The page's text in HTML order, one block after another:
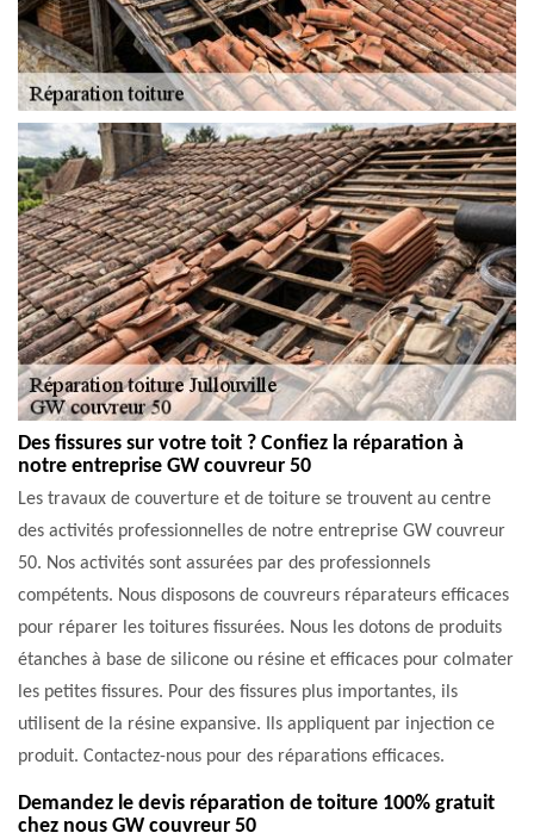
Des fissures sur votre toit ? Confiez la réparation à
notre entreprise GW couvreur 50
Les travaux de couverture et de toiture se trouvent au centre
des activités professionnelles de notre entreprise GW couvreur
50. Nos activités sont assurées par des professionnels
compétents. Nous disposons de couvreurs réparateurs efficaces
pour réparer les toitures fissurées. Nous les dotons de produits
étanches à base de silicone ou résine et efficaces pour colmater
les petites fissures. Pour des fissures plus importantes, ils
utilisent de la résine expansive. Ils appliquent par injection ce
produit. Contactez-nous pour des réparations efficaces.
Demandez le devis réparation de toiture 100% gratuit
chez nous GW couvreur 50